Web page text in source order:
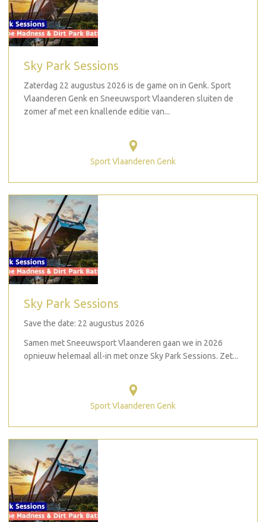
Sky Park Sessions
Zaterdag 22 augustus 2026 is de game on in Genk. Sport
Vlaanderen Genk en Sneeuwsport Vlaanderen sluiten de
zomer af met een knallende editie van...
Sport Vlaanderen Genk
Sky Park Sessions
Save the date: 22 augustus 2026
Samen met Sneeuwsport Vlaanderen gaan we in 2026
opnieuw helemaal all-in met onze Sky Park Sessions. Zet...
Sport Vlaanderen Genk